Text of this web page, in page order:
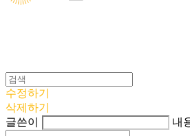
수정하기
삭제하기
글쓴이
내